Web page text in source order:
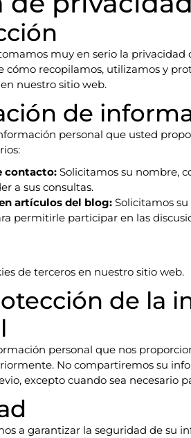
muy en serio la
cómo recopilamos, utilizamos y
nuestro sitio web.
de
personal que usted
contacto: Solicitamos su nombre,
a sus consultas.
artículos del blog: Solicitamos
permitirle participar en las
de terceros en nuestro sitio web.
de la
personal que nos
No compartiremos su
excepto cuando sea necesario
a garantizar la seguridad de su